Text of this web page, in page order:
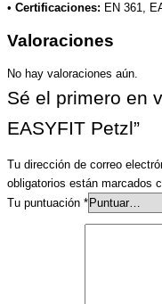
• Certificaciones: EN 361,
Valoraciones
No hay valoraciones aún.
Sé el primero en
EASYFIT Petzl”
Tu dirección de correo
obligatorios están marcados
Tu puntuación *